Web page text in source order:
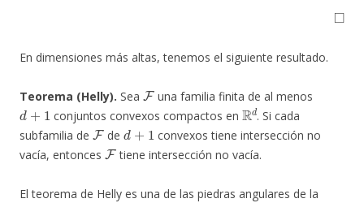
◻
En dimensiones más altas, tenemos el siguiente resultado.
Teorema (Helly). Sea
F
una familia finita de al menos
d+1
conjuntos convexos compactos en
Rd
. Si cada
subfamilia de
F
de
d+1
convexos tiene intersección no
vacía, entonces
F
tiene intersección no vacía.
El teorema de Helly es una de las piedras angulares de la